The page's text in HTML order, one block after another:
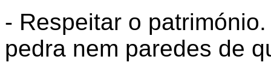
- Respeitar o
pedra nem paredes de